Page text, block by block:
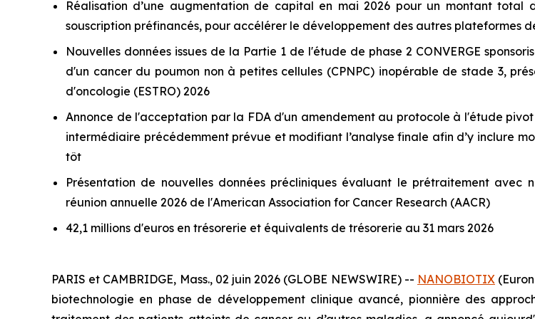
Réalisation d’une augmentation de capital en mai 2026 pour un montant total
souscription préfinancés, pour accélérer le développement des autres plateformes
Nouvelles données issues de la Partie 1 de l'étude de phase 2 CONVERGE
d'un cancer du poumon non à petites cellules (CPNPC) inopérable de stade 3,
d'oncologie (ESTRO) 2026
Annonce de l'acceptation par la FDA d'un amendement au protocole à l'étude pivot
intermédiaire précédemment prévue et modifiant l’analyse finale afin d’y inclure
tôt
Présentation de nouvelles données précliniques évaluant le prétraitement
réunion annuelle 2026 de l'American Association for Cancer Research (AACR)
42,1 millions d'euros en trésorerie et équivalents de trésorerie au 31 mars 2026
PARIS et CAMBRIDGE, Mass., 02 juin 2026 (GLOBE NEWSWIRE) -- NANOBIOTIX
biotechnologie en phase de développement clinique avancé, pionnière des